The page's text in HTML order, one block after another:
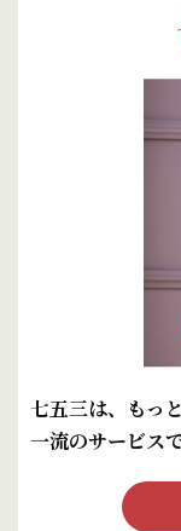
七五三は、もっ
一流のサービス